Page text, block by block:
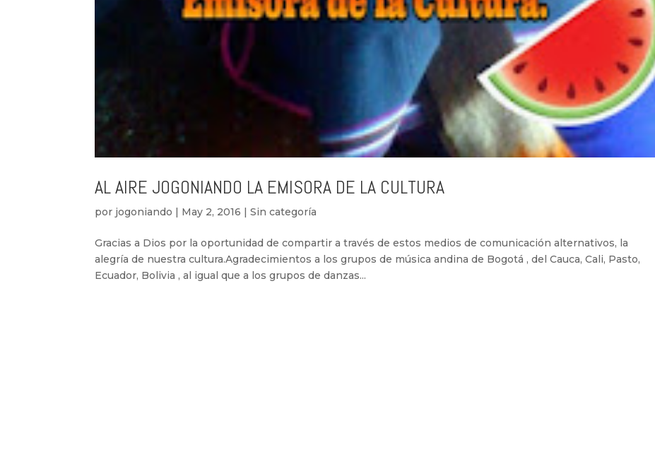
AL AIRE JOGONIANDO LA EMISORA DE LA CULTURA
por jogoniando | May 2, 2016 |Sin categoría
Gracias a Dios por la oportunidad de compartir a través de estos medios de comunicación alternativos, la
alegría de nuestra cultura.Agradecimientos a los grupos de música andina de Bogotá , del Cauca, Cali, Pasto,
Ecuador, Bolivia , al igual que a los grupos de danzas...